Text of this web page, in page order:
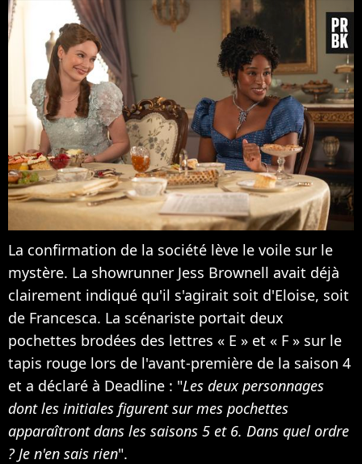
La confirmation de la société lève le voile sur le
mystère. La showrunner Jess Brownell avait déjà
clairement indiqué qu'il s'agirait soit d'Eloise, soit
de Francesca. La scénariste portait deux
pochettes brodées des lettres « E » et « F » sur le
tapis rouge lors de l'avant-première de la saison 4
et a déclaré à Deadline : "Les deux personnages
dont les initiales figurent sur mes pochettes
apparaîtront dans les saisons 5 et 6. Dans quel ordre
? Je n'en sais rien".